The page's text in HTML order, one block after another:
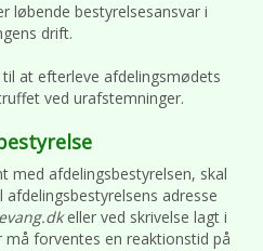
løbende bestyrelsesansvar i
drift.
at efterleve afdelingsmødets
ved urafstemninger.
afdelingsbestyrelsen, skal
adresse
eller ved skrivelse lagt i
forventes en reaktionstid på